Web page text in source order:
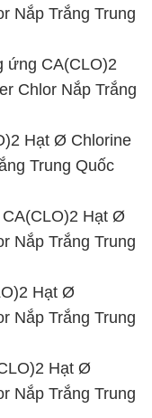
Nắp Trắng Trung
ứng CA(CLO)2
Chlor Nắp Trắng
Hạt Ø Chlorine
Trung Quốc
Hạt Ø
Nắp Trắng Trung
Hạt Ø
Nắp Trắng Trung
Hạt Ø
Nắp Trắng Trung